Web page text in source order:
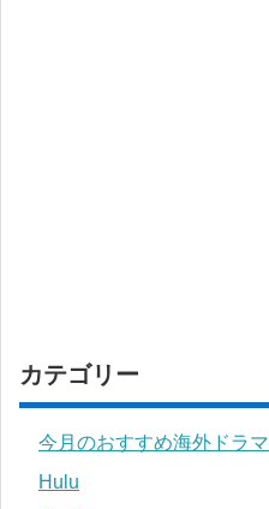
カテゴリー
今月のおすすめ海外ドラマ
Hulu